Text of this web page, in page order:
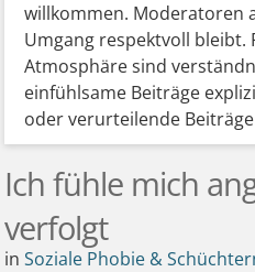
willkommen. Moderatoren
Umgang respektvoll bleibt.
Atmosphäre sind
einfühlsame Beiträge
oder verurteilende
Ich fühle mich
verfolgt
inSoziale Phobie &